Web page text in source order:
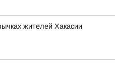
жителей Хакасии